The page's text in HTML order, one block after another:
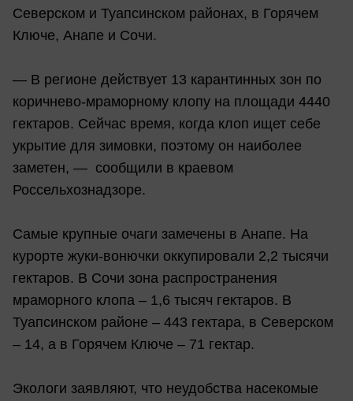
Северском и Туапсинском районах, в Горячем
Ключе, Анапе и Сочи.
— В регионе действует 13 карантинных зон по
коричнево-мраморному клопу на площади 4440
гектаров. Сейчас время, когда клоп ищет себе
укрытие для зимовки, поэтому он наиболее
заметен, — сообщили в краевом
Россельхознадзоре.
Самые крупные очаги замечены в Анапе. На
курорте жуки-вонючки оккупировали 2,2 тысячи
гектаров. В Сочи зона распространения
мраморного клопа – 1,6 тысяч гектаров. В
Туапсинском районе – 443 гектара, в Северском
– 14, а в Горячем Ключе – 71 гектар.
Экологи заявляют, что неудобства насекомые